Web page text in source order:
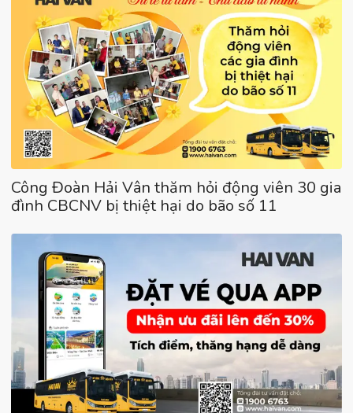
Công Đoàn Hải Vân thăm hỏi động viên 30 gia
đình CBCNV bị thiệt hại do bão số 11